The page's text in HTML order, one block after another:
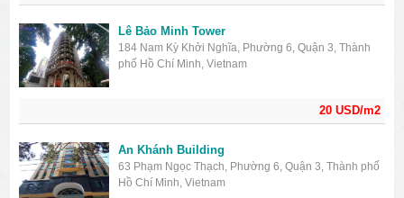
20 USD/m2
Lê Bảo Minh Tower
184 Nam Kỳ Khởi Nghĩa, Phường 6, Quận 3, Thành
phố Hồ Chí Minh, Vietnam
An Khánh Building
63 Phạm Ngọc Thạch, Phường 6, Quận 3, Thành phố
Hồ Chí Minh, Vietnam